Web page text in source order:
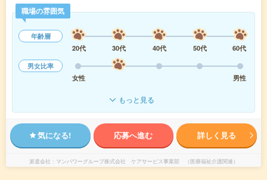
職場の雰囲気
年齢層
20代
30代 40代 50代
60代
男女比率
女性
男性
もっと見る
気になる! 応募へ進む 詳しく見る
派遣会社 マンパワーグループ株式会社 ケアサービス事業部 （医療福祉介護関連）